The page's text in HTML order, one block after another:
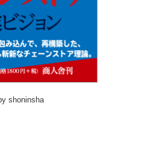
shoninsha